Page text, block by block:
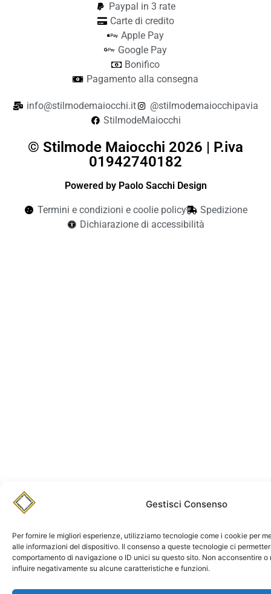
Gestisci Consenso
Per fornire le migliori esperienze, utilizziamo tecnologie come i cookie per
alle informazioni del dispositivo. Il consenso a queste tecnologie ci
comportamento di navigazione o ID unici su questo sito. Non acconsentire o
influire negativamente su alcune caratteristiche e funzioni.
Paypal in 3 rate
Carte di credito
Apple Pay
Google Pay
Bonifico
Pagamento alla consegna
info@stilmodemaiocchi.it
@stilmodemaiocchipavia
StilmodeMaiocchi
© Stilmode Maiocchi 2026 | P.iva
01942740182
Powered by Paolo Sacchi Design
Termini e condizioni e coolie policy
Spedizione
Dichiarazione di accessibilità